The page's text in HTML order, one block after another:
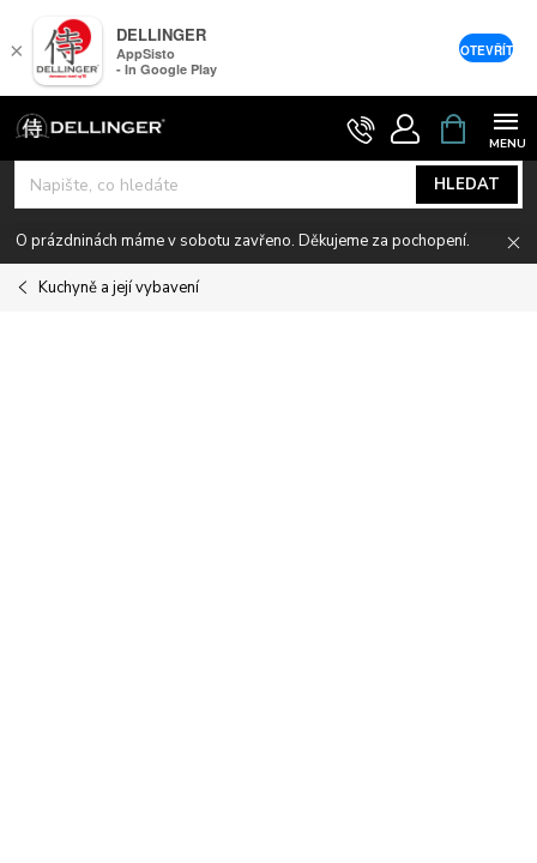
Přejít
na
obsah
HLEDAT
NÁKUPNÍ
KOŠÍK
O prázdninách máme v sobotu zavřeno. Děkujeme za pochopení.
Kuchyně a její vybavení
×
DELLINGER
AppSisto
- In Google Play
OTEVŘÍT